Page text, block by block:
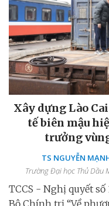
Xây dựng Lào
tế biên mậu
trưởng
TS NGUYỄN
Trường Đại học Thủ Dầu
TCCS - Nghị quyết số
Bộ Chính trị “Về